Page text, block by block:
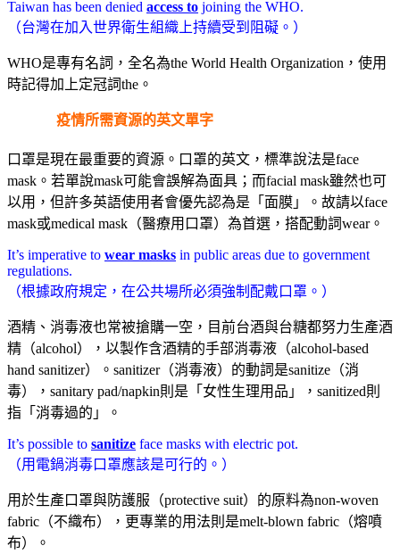
Taiwan has been denied access to joining the WHO.
（台灣在加入世界衛生組織上持續受到阻礙。）
WHO是專有名詞，全名為the World Health Organization，使用
時記得加上定冠詞the。
疫情所需資源的英文單字
口罩是現在最重要的資源。口罩的英文，標準說法是face
mask。若單說mask可能會誤解為面具；而facial mask雖然也可
以用，但許多英語使用者會優先認為是「面膜」。故請以face
mask或medical mask（醫療用口罩）為首選，搭配動詞wear。
It’s imperative to wear masks in public areas due to government
regulations.
（根據政府規定，在公共場所必須強制配戴口罩。）
酒精、消毒液也常被搶購一空，目前台酒與台糖都努力生產酒
精（alcohol），以製作含酒精的手部消毒液（alcohol-based
hand sanitizer）。sanitizer（消毒液）的動詞是sanitize（消
毒），sanitary pad/napkin則是「女性生理用品」，sanitized則
指「消毒過的」。
It’s possible to sanitize face masks with electric pot.
（用電鍋消毒口罩應該是可行的。）
用於生產口罩與防護服（protective suit）的原料為non-woven
fabric（不織布），更專業的用法則是melt-blown fabric（熔噴
布）。